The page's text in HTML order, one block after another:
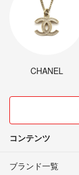
CHANEL
コンテンツ
ブランド一覧